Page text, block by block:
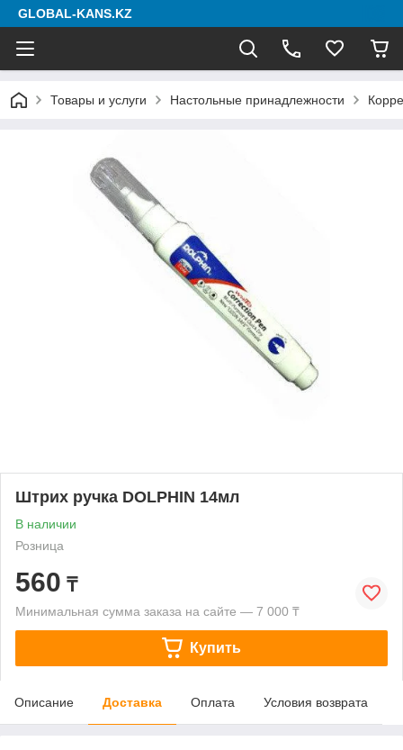
GLOBAL-KANS.KZ
Товары и услуги Настольные принадлежности
Штрих ручка DOLPHIN 14мл
В наличии
Розница
560 ₸
Минимальная сумма заказа на сайте — 7 000 ₸
Купить
Описание Доставка Оплата Условия возврата